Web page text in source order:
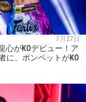
7月27日
心がKOデビュー！ア
に、ポンペットがKO